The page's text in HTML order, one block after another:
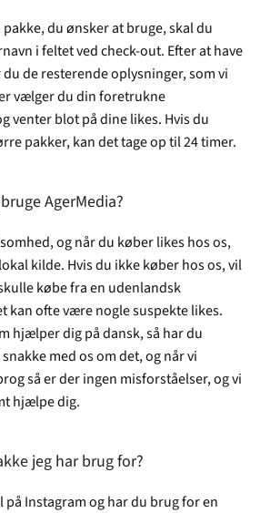
du ønsker at bruge, skal du
i feltet ved check-out. Efter at have
de resterende oplysninger, som vi
vælger du din foretrukne
venter blot på dine likes. Hvis du
pakker, kan det tage op til 24 timer.
AgerMedia?
og når du køber likes hos os,
kilde. Hvis du ikke køber hos os, vil
købe fra en udenlandsk
kan ofte være nogle suspekte likes.
hjælper dig på dansk, så har du
med os om det, og når vi
så er der ingen misforståelser, og vi
hjælpe dig.
jeg har brug for?
på Instagram og har du brug for en